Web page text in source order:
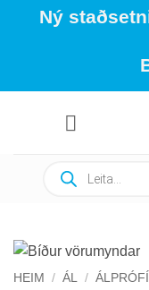
Ný
search
HEIM / ÁL /